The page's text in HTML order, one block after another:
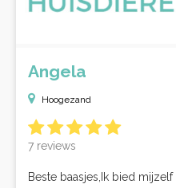
Angela
Hoogezand
7 reviews
Beste baasjes,Ik bied